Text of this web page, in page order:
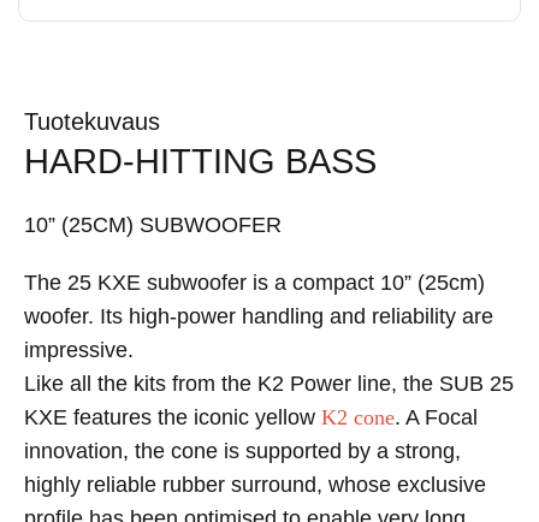
Tuotekuvaus
HARD-HITTING BASS
10” (25CM) SUBWOOFER
The 25 KXE subwoofer is a compact 10” (25cm)
woofer. Its high-power handling and reliability are
impressive.
Like all the kits from the K2 Power line, the SUB 25
KXE features the iconic yellow K2 cone. A Focal
innovation, the cone is supported by a strong,
highly reliable rubber surround, whose exclusive